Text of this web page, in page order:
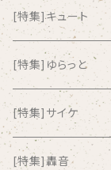
Amsterdamned
ANYO
And Summer Club
anticlockwise
[特集]キュート
[特集]ゆらっと
[特集]サイケ
[特集]轟音